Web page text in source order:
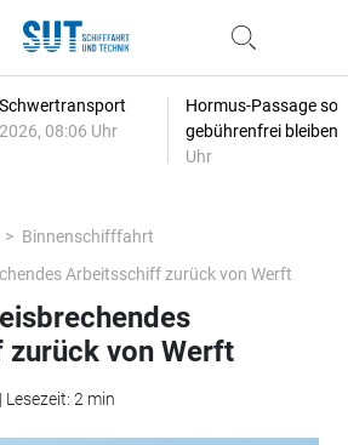
08:06 Uhr
Hormus-Passage
gebührenfrei bleiben
Uhr
Binnenschifffahrt
Arbeitsschiff zurück von Werft
von Werft
2 min